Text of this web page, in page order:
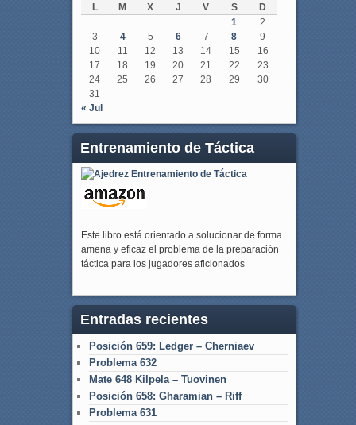
L M X J V S
D
1
2
3
4 5 6 7 8
9
10
11 12 13 14 15
16
17
18 19 20 21 22
23
24
25 26 27 28 29
30
31
« Jul
Entrenamiento de Táctica
Este libro está orientado a solucionar de forma
amena y eficaz el problema de la preparación
táctica para los jugadores aficionados
Entradas recientes
Posición 659: Ledger – Cherniaev
Problema 632
Mate 648 Kilpela – Tuovinen
Posición 658: Gharamian – Riff
Problema 631